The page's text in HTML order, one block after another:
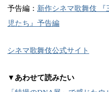
予告編： 新作シネマ歌舞伎 『
児たち』予告編
シネマ歌舞伎公式サイト
▼あわせて読みたい